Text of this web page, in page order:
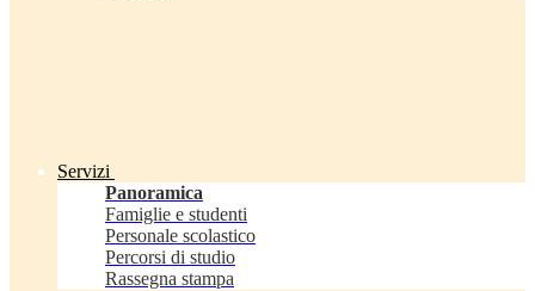
Servizi
Panoramica
Famiglie e studenti
Personale scolastico
Percorsi di studio
Rassegna stampa